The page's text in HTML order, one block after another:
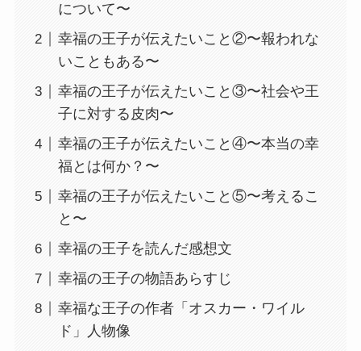
について〜
幸福の王子が伝えたいこと②〜報われな
いこともある〜
幸福の王子が伝えたいこと③〜社会や王
子に対する皮肉〜
幸福の王子が伝えたいこと④〜本当の幸
福とは何か？〜
幸福の王子が伝えたいこと⑤〜考えるこ
と〜
幸福の王子を読んだ感想文
幸福の王子の物語あらすじ
幸福な王子の作者「オスカー・ワイル
ド」人物像